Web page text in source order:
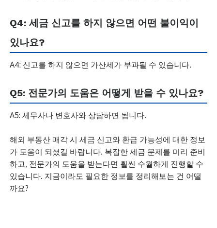
Q4: 세금 신고를 하지 않으면 어떤 불이익이
있나요?
A4: 신고를 하지 않으면 가산세가 부과될 수 있습니다.
Q5: 전문가의 도움은 어떻게 받을 수 있나요?
A5: 세무사나 변호사와 상담하면 됩니다.
해외 부동산 매각 시 세금 신고와 환급 가능성에 대한 정보
가 도움이 되셨길 바랍니다. 복잡한 세금 문제를 미리 준비
하고, 전문가의 도움을 받는다면 훨씬 수월하게 진행할 수
있습니다. 지금이라도 필요한 정보를 정리해보는 건 어떨
까요?